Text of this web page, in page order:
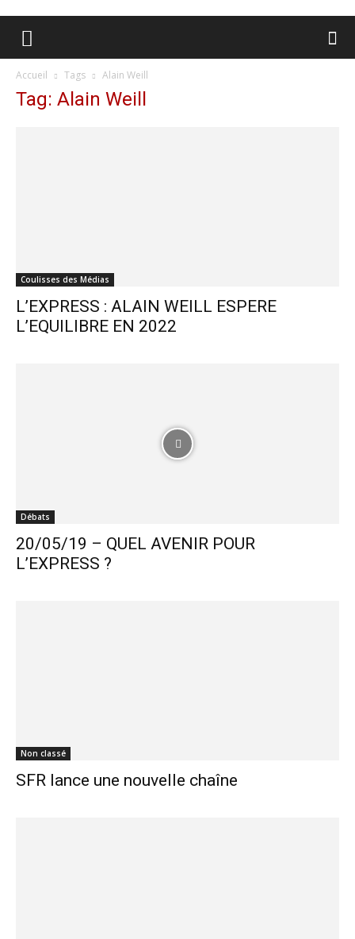
Accueil Tags Alain Weill
Tag: Alain Weill
Coulisses des Médias
L’EXPRESS : ALAIN WEILL ESPERE
L’EQUILIBRE EN 2022
Débats
20/05/19 – QUEL AVENIR POUR
L’EXPRESS ?
Non classé
SFR lance une nouvelle chaîne